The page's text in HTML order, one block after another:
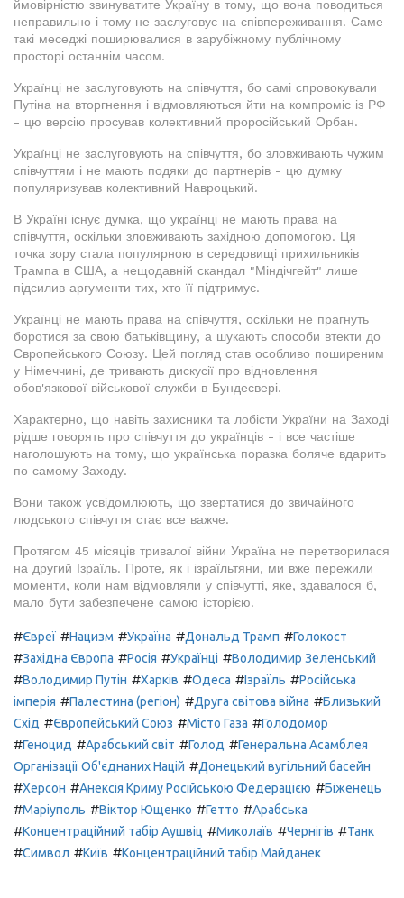
ймовірністю звинуватите Україну в тому, що вона поводиться
неправильно і тому не заслуговує на співпереживання. Саме
такі меседжі поширювалися в зарубіжному публічному
просторі останнім часом.
Українці не заслуговують на співчуття, бо самі спровокували
Путіна на вторгнення і відмовляються йти на компроміс із РФ
- цю версію просував колективний проросійський Орбан.
Українці не заслуговують на співчуття, бо зловживають чужим
співчуттям і не мають подяки до партнерів - цю думку
популяризував колективний Навроцький.
В Україні існує думка, що українці не мають права на
співчуття, оскільки зловживають західною допомогою. Ця
точка зору стала популярною в середовищі прихильників
Трампа в США, а нещодавній скандал "Міндічгейт" лише
підсилив аргументи тих, хто її підтримує.
Українці не мають права на співчуття, оскільки не прагнуть
боротися за свою батьківщину, а шукають способи втекти до
Європейського Союзу. Цей погляд став особливо поширеним
у Німеччині, де тривають дискусії про відновлення
обов'язкової військової служби в Бундесвері.
Характерно, що навіть захисники та лобісти України на Заході
рідше говорять про співчуття до українців - і все частіше
наголошують на тому, що українська поразка боляче вдарить
по самому Заходу.
Вони також усвідомлюють, що звертатися до звичайного
людського співчуття стає все важче.
Протягом 45 місяців тривалої війни Україна не перетворилася
на другий Ізраїль. Проте, як і ізраїльтяни, ми вже пережили
моменти, коли нам відмовляли у співчутті, яке, здавалося б,
мало бути забезпечене самою історією.
#Євреї #Нацизм #Україна #Дональд Трамп #Голокост
#Західна Європа #Росія #Українці #Володимир Зеленський
#Володимир Путін #Харків #Одеса #Ізраїль #Російська
імперія #Палестина (регіон) #Друга світова війна #Близький
Схід #Європейський Союз #Місто Газа #Голодомор
#Геноцид #Арабський світ #Голод #Генеральна Асамблея
Організації Об'єднаних Націй #Донецький вугільний басейн
#Херсон #Анексія Криму Російською Федерацією #Біженець
#Маріуполь #Віктор Ющенко #Гетто #Арабська
#Концентраційний табір Аушвіц #Миколаїв #Чернігів #Танк
#Символ #Київ #Концентраційний табір Майданек